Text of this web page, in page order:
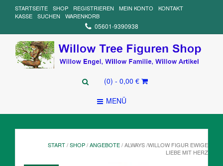
STARTSEITE SHOP REGISTRIEREN MEIN KONTO
KONTAKT
KASSE
SUCHEN WARENKORB
05601-9390938
(0) - 0,00 €
MENÜ
START/SHOP/ANGEBOTE/ ALWAYS /WILLOW FIGUR EWIGE
LIEBE MIT HERZ